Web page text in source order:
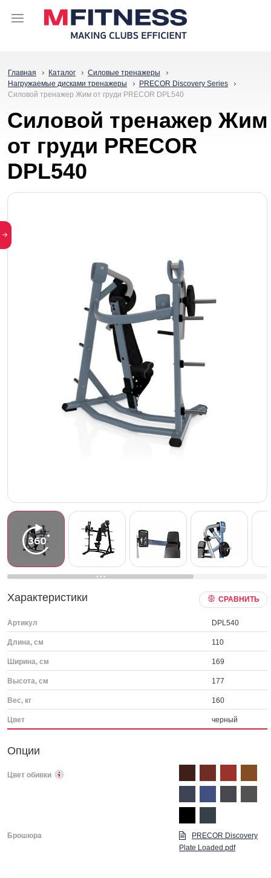
Главная Каталог
Силовые тренажеры
Нагружаемые дисками тренажеры
PRECOR Discovery Series
Силовой тренажер Жим от груди PRECOR DPL540
Силовой тренажер Жим
от груди PRECOR
DPL540
Характеристики СРАВНИТЬ
Артикул DPL540
Длина, см 110
Ширина, см 169
Высота, см 177
Вес, кг 160
Цвет черный
Опции
Цвет обивки
Брошюра
PRECOR Discovery
Plate Loaded.pdf